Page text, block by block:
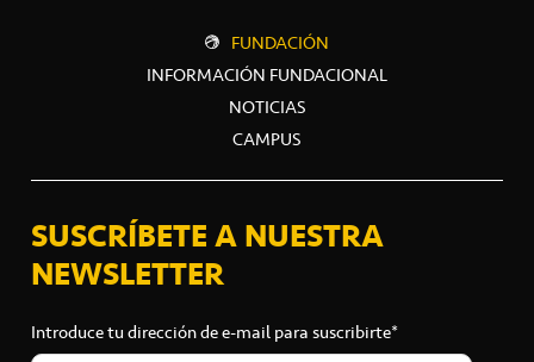
FUNDACIÓN
INFORMACIÓN FUNDACIONAL
NOTICIAS
CAMPUS
SUSCRÍBETE A NUESTRA
NEWSLETTER
Introduce tu dirección de e-mail para suscribirte*